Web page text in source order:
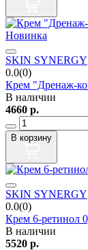
Новинка
SKIN SYNERGY
0.0(0)
Крем "Дренаж-
В наличии
4660 р.
В корзину
SKIN SYNERGY
0.0(0)
Крем 6-ретинол
В наличии
5520 р.